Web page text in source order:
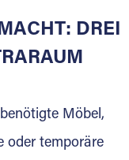
Miete, der
gebaut
DREI
Möbel,
oder temporäre